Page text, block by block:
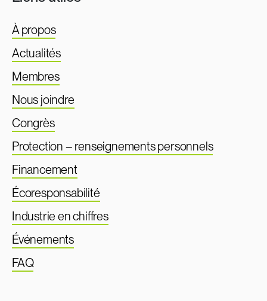
À propos
Actualités
Membres
Nous joindre
Congrès
Protection – renseignements personnels
Financement
Écoresponsabilité
Industrie en chiffres
Événements
FAQ